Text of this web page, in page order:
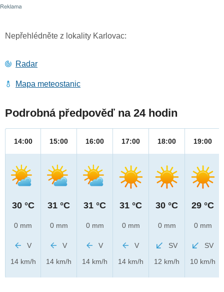
Nepřehlédněte z lokality Karlovac:
Radar
Mapa meteostanic
Podrobná předpověď na 24 hodin
14:00
30 °C
0 mm
V
14 km/h
15:00
31 °C
0 mm
V
14 km/h
16:00
31 °C
0 mm
V
14 km/h
17:00
31 °C
0 mm
V
14 km/h
18:00
30 °C
0 mm
SV
12 km/h
19:00
29 °C
0 mm
SV
10 km/h